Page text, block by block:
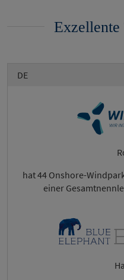
Exzellente
DE
hat 44 Onshore-
einer